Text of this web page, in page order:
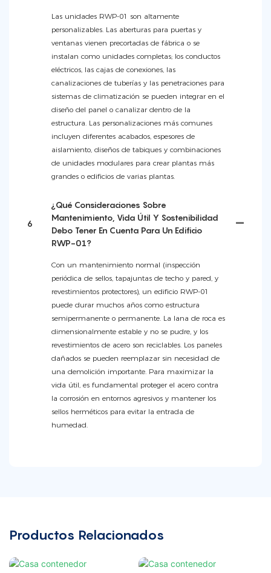
Las unidades RWP-01 son altamente
personalizables. Las aberturas para puertas y
ventanas vienen precortadas de fábrica o se
instalan como unidades completas; los conductos
eléctricos, las cajas de conexiones, las
canalizaciones de tuberías y las penetraciones para
sistemas de climatización se pueden integrar en el
diseño del panel o canalizar dentro de la
estructura. Las personalizaciones más comunes
incluyen diferentes acabados, espesores de
aislamiento, diseños de tabiques y combinaciones
de unidades modulares para crear plantas más
grandes o edificios de varias plantas.
6
¿Qué Consideraciones Sobre
Mantenimiento, Vida Útil Y Sostenibilidad
Debo Tener En Cuenta Para Un Edificio
RWP-01?
Con un mantenimiento normal (inspección
periódica de sellos, tapajuntas de techo y pared, y
revestimientos protectores), un edificio RWP-01
puede durar muchos años como estructura
semipermanente o permanente. La lana de roca es
dimensionalmente estable y no se pudre, y los
revestimientos de acero son reciclables. Los paneles
dañados se pueden reemplazar sin necesidad de
una demolición importante. Para maximizar la
vida útil, es fundamental proteger el acero contra
la corrosión en entornos agresivos y mantener los
sellos herméticos para evitar la entrada de
humedad.
Productos Relacionados